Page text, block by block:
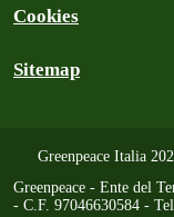
Cookies
Sitemap
Greenpeace Italia
Greenpeace - Ente del
- C.F. 97046630584 -